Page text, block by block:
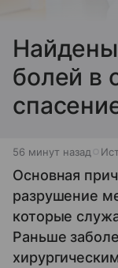
болей в
56 минут назад
Основная
разрушение
которые
Раньше